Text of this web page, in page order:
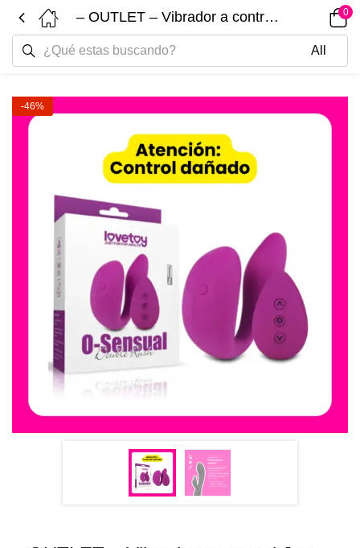
– OUTLET – Vibrador a control Jav LOVETOY LV431212 136 0
-46%